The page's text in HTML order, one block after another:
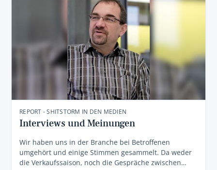
REPORT - SHITSTORM IN DEN MEDIEN
Interviews und Meinungen
Wir haben uns in der Branche bei Betroffenen
umgehört und einige Stimmen gesammelt. Da weder
die Verkaufssaison, noch die Gespräche zwischen…